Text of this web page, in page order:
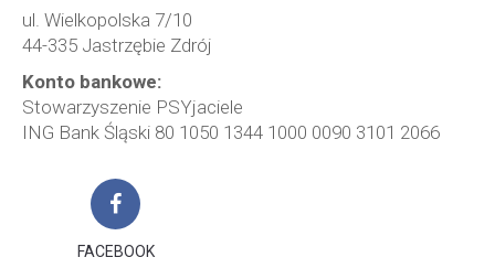
ul. Wielkopolska 7/10
44-335 Jastrzębie Zdrój
Konto bankowe:
Stowarzyszenie PSYjaciele
ING Bank Śląski 80 1050 1344 1000 0090 3101 2066
FACEBOOK